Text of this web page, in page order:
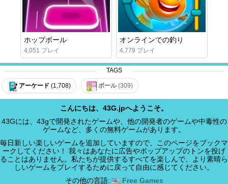
ホップボール
4,051 プレイ
オンラインでの釣り
4,779 プレイ
TAGS
アーケード (1,708) ボール(309)
こんにちは、43G.jpへようこそ。
43Gには、43gで開発されたゲームや、他の開発者のゲームや中毒性の
ゲームなど、多くの無料ゲームがあります。
毎日新しい楽しいゲームを追加していますので、このページをブックマ
ークしてください！ 我々はあなたに広告やポップアップのトンを投げ
ることはありません。私たちが提供するすべてを楽しんで、より素晴ら
しいゲームをプレイするために戻って自由に感じてください。
その他の言語:
Free Games